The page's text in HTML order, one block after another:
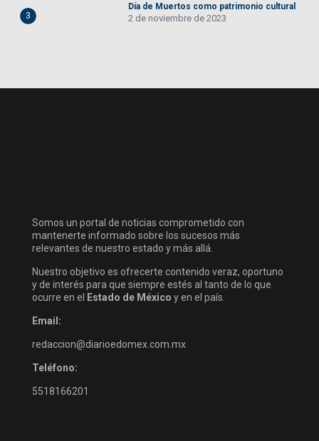
3
Día de Muertos como patrimonio cultural
2 de noviembre de 2023
Somos un portal de noticias comprometido con
mantenerte informado sobre los sucesos más
relevantes de nuestro estado y más allá.
Nuestro objetivo es ofrecerte contenido veraz, oportuno
y de interés para que siempre estés al tanto de lo que
ocurre en el
Estado de México y en el país.
Email:
redaccion@diarioedomex.com.mx
Teléfono:
5518166201